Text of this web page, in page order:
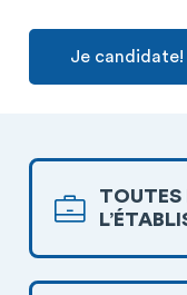
Je candidate!
TOUTES